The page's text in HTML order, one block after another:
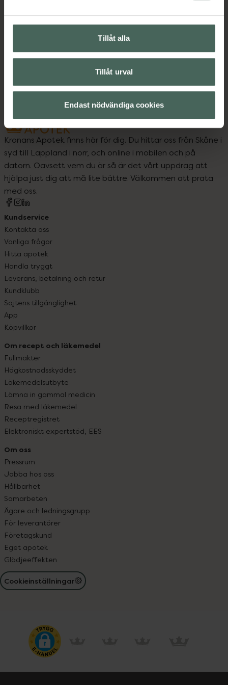
Tillåt alla
Tillåt urval
Endast nödvändiga cookies
Upptäck flera produkter inom
Hårvård
Kronans Apotek finns här för dig. Du hittar oss från Skåne i
syd till Lappland i norr, och online i mobilen och på
datorn. Oavsett vem du är så är det vårt uppdrag att
hjälpa just dig att må lite bättre. Välkommen att prata
med oss.
Kundservice
Kontakta oss
Vanliga frågor
Hitta apotek
Handla tryggt
Leverans, betalning och retur
Kundklubb
Sajtens tillgänglighet
App
Köpvillkor
Om recept och läkemedel
Fullmakter
Högkostnadsskyddet
Läkemedelsutbyte
Lämna in gammal medicin
Resa med läkemedel
Receptregistret
Elektroniskt expertstöd, EES
Om oss
Pressrum
Jobba hos oss
Hållbarhet
Samarbeten
Ägare och ledningsgrupp
För leverantörer
Företagskund
Eget apotek
Glädjeeffekten
Cookieinställningar